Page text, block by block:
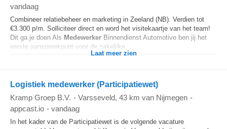
vandaag
Combineer relatiebeheer en marketing in Zeeland (NB). Verdien tot
€3.300 p/m. Solliciteer direct en word het visitekaartje van het team!
Dit ga je doen Als Medewerker Binnendienst Automotive ben jij het
eerste aanspreekpunt voor de zakelijke...
Laat meer zien
Logistiek medewerker (Participatiewet)
Kramp Groep B.V. - Varsseveld, 43 km van Nijmegen -
appcast.io - vandaag
In het kader van de Participatiewet is de volgende vacature